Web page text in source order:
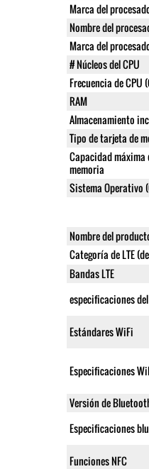
Marca del
Nombre del
Marca del
# Núcleos del CPU
Frecuencia de CPU
RAM
Almacenamiento
Tipo de tarjeta de
Capacidad
memoria
Sistema Operativo
Nombre del
Categoría de LTE
Bandas LTE
especificaciones
Estándares WiFi
Especificaciones
Versión de
Especificaciones
Funciones NFC